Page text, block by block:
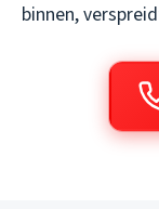
binnen,